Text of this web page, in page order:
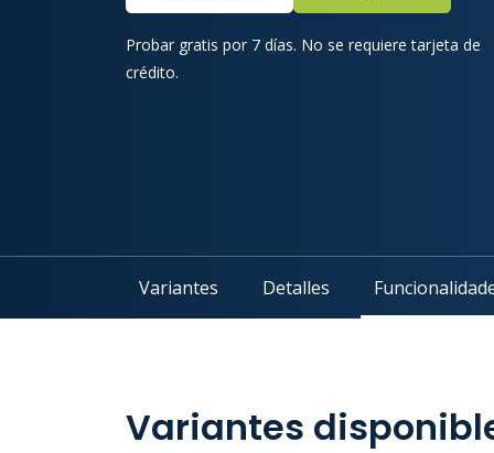
Probar gratis por 7 días. No se requiere tarjeta de
crédito.
Variantes Detalles
Variantes